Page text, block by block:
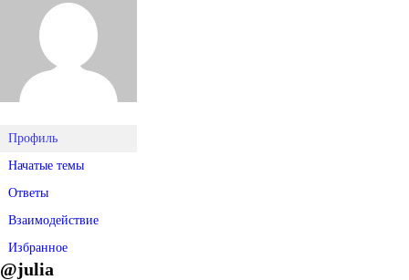
Профиль
Начатые темы
Ответы
Взаимодействие
Избранное
@julia